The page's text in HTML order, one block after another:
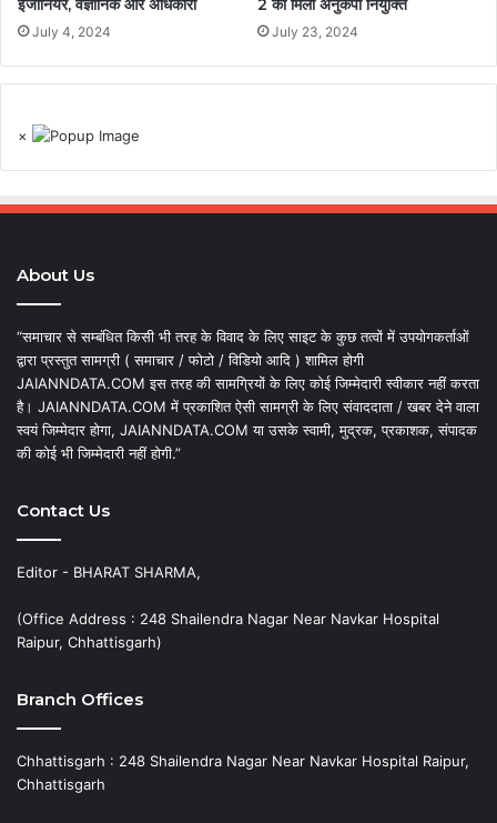
इंजीनियर, वैज्ञानिक और अधिकारी
July 4, 2024
2 को मिली अनुकंपा नियुक्ति
July 23, 2024
×
About Us
“समाचार से सम्बंधित किसी भी तरह के विवाद के लिए साइट के कुछ तत्वों में उपयोगकर्ताओं
द्वारा प्रस्तुत सामग्री ( समाचार / फोटो / विडियो आदि ) शामिल होगी
JAIANNDATA.COM इस तरह की सामग्रियों के लिए कोई जिम्मेदारी स्वीकार नहीं करता
है। JAIANNDATA.COM में प्रकाशित ऐसी सामग्री के लिए संवाददाता / खबर देने वाला
स्वयं जिम्मेदार होगा, JAIANNDATA.COM या उसके स्वामी, मुद्रक, प्रकाशक, संपादक
की कोई भी जिम्मेदारी नहीं होगी.”
Contact Us
Editor - BHARAT SHARMA,
(Office Address : 248 Shailendra Nagar Near Navkar Hospital
Raipur, Chhattisgarh)
Branch Offices
Chhattisgarh : 248 Shailendra Nagar Near Navkar Hospital Raipur,
Chhattisgarh